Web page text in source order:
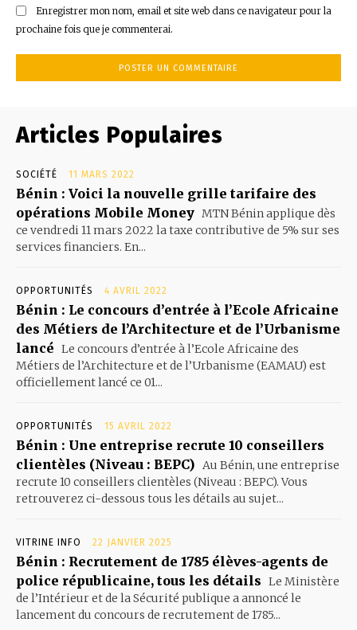
Enregistrer mon nom, email et site web dans ce navigateur pour la
prochaine fois que je commenterai.
Articles Populaires
SOCIÉTÉ 11 MARS 2022
Bénin : Voici la nouvelle grille tarifaire des
opérations Mobile Money MTN Bénin applique dès
ce vendredi 11 mars 2022 la taxe contributive de 5% sur ses
services financiers. En...
OPPORTUNITÉS 4 AVRIL 2022
Bénin : Le concours d’entrée à l’Ecole Africaine
des Métiers de l’Architecture et de l’Urbanisme
lancé Le concours d’entrée à l’Ecole Africaine des
Métiers de l’Architecture et de l’Urbanisme (EAMAU) est
officiellement lancé ce 01...
OPPORTUNITÉS 15 AVRIL 2022
Bénin : Une entreprise recrute 10 conseillers
clientèles (Niveau : BEPC) Au Bénin, une entreprise
recrute 10 conseillers clientèles (Niveau : BEPC). Vous
retrouverez ci-dessous tous les détails au sujet...
VITRINE INFO 22 JANVIER 2025
Bénin : Recrutement de 1785 élèves-agents de
police républicaine, tous les détails Le Ministère
de l’Intérieur et de la Sécurité publique a annoncé le
lancement du concours de recrutement de 1785...